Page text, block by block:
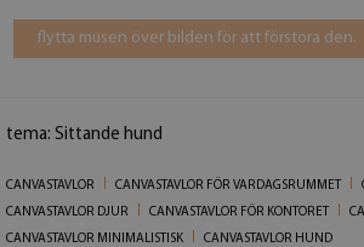
flytta musen över bilden för att förstora den.
tema: Sittande hund
CANVASTAVLOR CANVASTAVLOR FÖR VARDAGSRUMMET
CANVASTAVLOR DJUR
CANVASTAVLOR FÖR KONTORET
CANVASTAVLOR MINIMALISTISK
CANVASTAVLOR HUND